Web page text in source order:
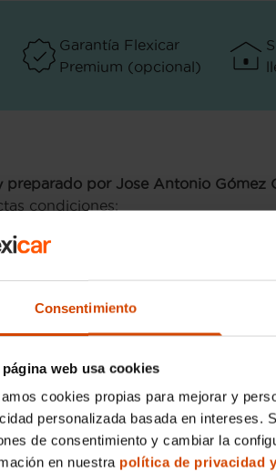
Consentimiento
página web usa cookies
cookies propias para mejorar y
personalizada basada en intereses.
de consentimiento y cambiar la
en nuestra política de privacidad
Garantía Flexicar
Premium (opcional)
preparado por Jose Antonio Gómez
condiciones: